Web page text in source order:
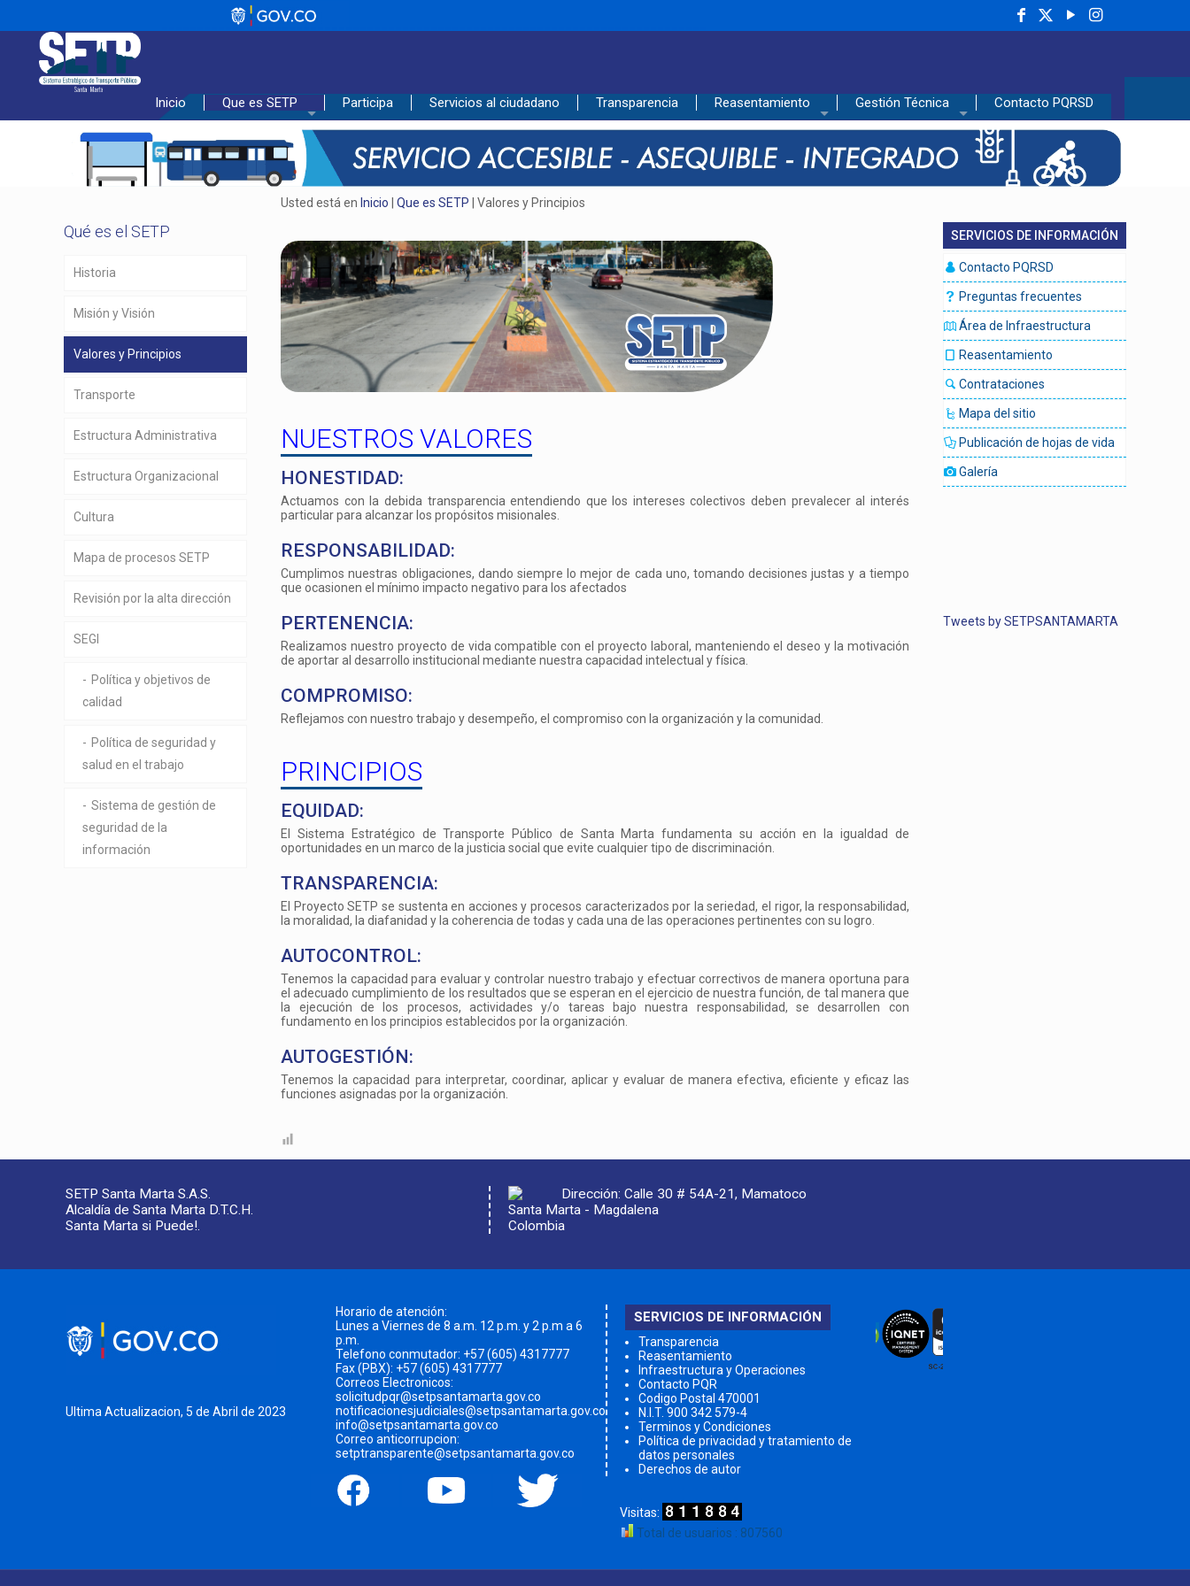
_____________________________________________________________________________
Inicio Que es SETP Participa Servicios al ciudadano Transparencia Reasentamiento Gestión Técnica Contacto PQRSD
Usted está en Inicio |Que es SETP | Valores y Principios
NUESTROS VALORES
HONESTIDAD:
Actuamos con la debida transparencia entendiendo que los intereses colectivos deben prevalecer al interés
particular para alcanzar los propósitos misionales.
RESPONSABILIDAD:
Cumplimos nuestras obligaciones, dando siempre lo mejor de cada uno, tomando decisiones justas y a tiempo
que ocasionen el mínimo impacto negativo para los afectados
PERTENENCIA:
Realizamos nuestro proyecto de vida compatible con el proyecto laboral, manteniendo el deseo y la motivación
de aportar al desarrollo institucional mediante nuestra capacidad intelectual y física.
COMPROMISO:
Reflejamos con nuestro trabajo y desempeño, el compromiso con la organización y la comunidad.
PRINCIPIOS
EQUIDAD:
El Sistema Estratégico de Transporte Público de Santa Marta fundamenta su acción en la igualdad de
oportunidades en un marco de la justicia social que evite cualquier tipo de discriminación.
TRANSPARENCIA:
El Proyecto SETP se sustenta en acciones y procesos caracterizados por la seriedad, el rigor, la responsabilidad,
la moralidad, la diafanidad y la coherencia de todas y cada una de las operaciones pertinentes con su logro.
AUTOCONTROL:
Tenemos la capacidad para evaluar y controlar nuestro trabajo y efectuar correctivos de manera oportuna para
el adecuado cumplimiento de los resultados que se esperan en el ejercicio de nuestra función, de tal manera que
la ejecución de los procesos, actividades y/o tareas bajo nuestra responsabilidad, se desarrollen con
fundamento en los principios establecidos por la organización.
AUTOGESTIÓN:
Tenemos la capacidad para interpretar, coordinar, aplicar y evaluar de manera efectiva, eficiente y eficaz las
funciones asignadas por la organización.
Qué es el SETP
Historia
Misión y Visión
Valores y Principios
Transporte
Estructura Administrativa
Estructura Organizacional
Cultura
Mapa de procesos SETP
Revisión por la alta dirección
SEGI
Política y objetivos de
calidad
Política de seguridad y
salud en el trabajo
Sistema de gestión de
seguridad de la
información
SERVICIOS DE INFORMACIÓN
Contacto PQRSD
Preguntas frecuentes
Área de Infraestructura
Reasentamiento
Contrataciones
Mapa del sitio
Publicación de hojas de vida
Galería
Tweets by SETPSANTAMARTA
SETP Santa Marta S.A.S.
Alcaldía de Santa Marta D.T.C.H.
Santa Marta si Puede!.
Dirección: Calle 30 # 54A-21, Mamatoco
Santa Marta - Magdalena
Colombia
Ultima Actualizacion, 5 de Abril de 2023
Horario de atención:
Lunes a Viernes de 8 a.m. 12 p.m. y 2 p.m a 6
p.m.
Telefono conmutador: +57 (605) 4317777
Fax (PBX): +57 (605) 4317777
Correos Electronicos:
solicitudpqr@setpsantamarta.gov.co
notificacionesjudiciales@setpsantamarta.gov.co
info@setpsantamarta.gov.co
Correo anticorrupcion:
setptransparente@setpsantamarta.gov.co
SERVICIOS DE INFORMACIÓN
Transparencia
Reasentamiento
Infraestructura y Operaciones
Contacto PQR
Codigo Postal 470001
N.I.T. 900 342 579-4
Terminos y Condiciones
Política de privacidad y tratamiento de
datos personales
Derechos de autor
Total de usuarios : 807560